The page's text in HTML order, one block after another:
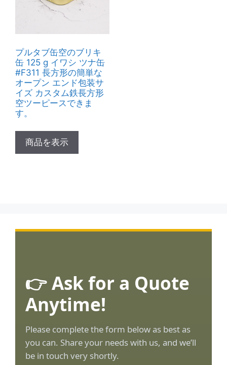
プルタブ缶空のブリキ
缶 125 g イワシ ツナ缶
#F311 長方形の簡単な
オープン エンド包装サ
イズ カスタム鉄長方形
空ツーピースできま
す。
商品を表示
👉 Ask for a Quote
Anytime!
Please complete the form below as best as
you can. Share your needs with us, and we’ll
be in touch very shortly.